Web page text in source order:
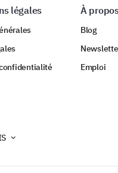
légales À
Blog
Emploi